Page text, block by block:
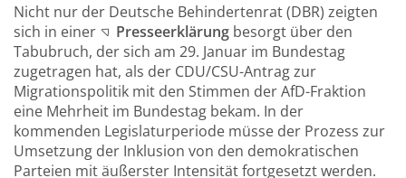
Nicht nur der Deutsche Behindertenrat (DBR) zeigten
sich in einer
Presseerklärungbesorgt über den
Tabubruch, der sich am 29. Januar im Bundestag
zugetragen hat, als der CDU/CSU-Antrag zur
Migrationspolitik mit den Stimmen der AfD-Fraktion
eine Mehrheit im Bundestag bekam. In der
kommenden Legislaturperiode müsse der Prozess zur
Umsetzung der Inklusion von den demokratischen
Parteien mit äußerster Intensität fortgesetzt werden.